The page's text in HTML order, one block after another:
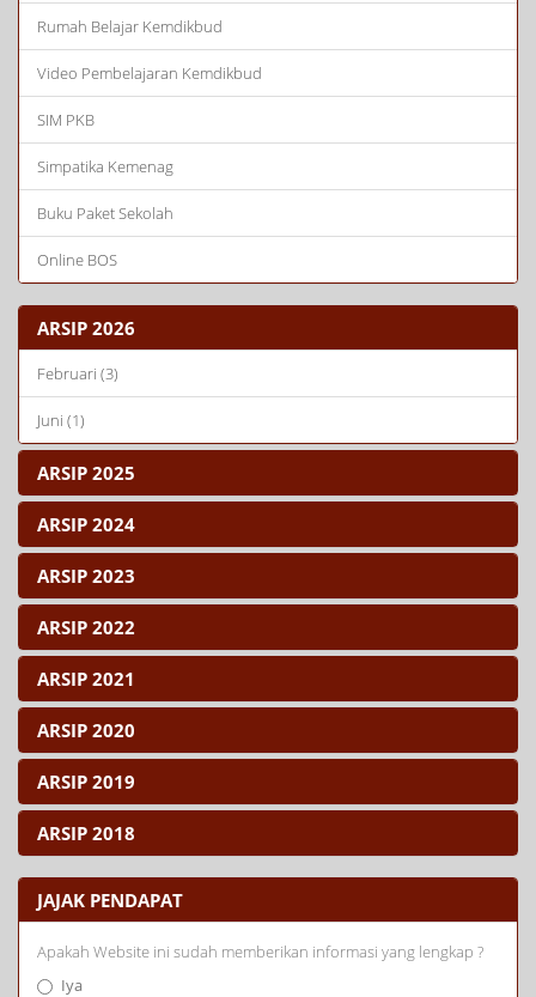
Rumah Belajar Kemdikbud
Video Pembelajaran Kemdikbud
SIM PKB
Simpatika Kemenag
Buku Paket Sekolah
Online BOS
ARSIP 2026
Februari (3)
Juni (1)
ARSIP 2025
ARSIP 2024
ARSIP 2023
ARSIP 2022
ARSIP 2021
ARSIP 2020
ARSIP 2019
ARSIP 2018
JAJAK PENDAPAT
Apakah Website ini sudah memberikan informasi yang lengkap ?
Iya